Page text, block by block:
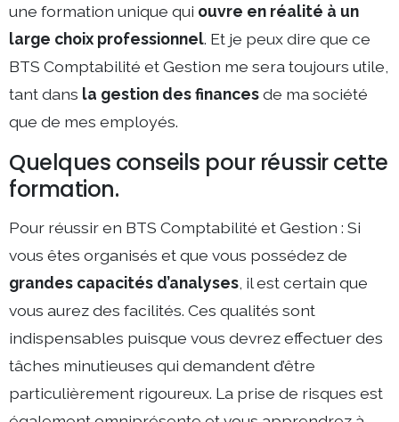
une formation unique qui ouvre en réalité à un
large choix professionnel. Et je peux dire que ce
BTS Comptabilité et Gestion me sera toujours utile,
tant dans la gestion des financesde ma société
que de mes employés.
Quelques conseils pour réussir cette
formation.
Pour réussir en BTS Comptabilité et Gestion : Si
vous êtes organisés et que vous possédez de
grandes capacités d’analyses , il est certain que
vous aurez des facilités. Ces qualités sont
indispensables puisque vous devrez effectuer des
tâches minutieuses qui demandent d’être
particulièrement rigoureux. La prise de risques est